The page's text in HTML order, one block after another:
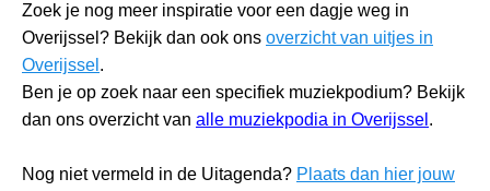
Zoek je nog meer inspiratie voor een dagje weg in
Overijssel? Bekijk dan ook ons overzicht van uitjes in
Overijssel .
Ben je op zoek naar een specifiek muziekpodium? Bekijk
dan ons overzicht van alle muziekpodia in Overijssel .
Nog niet vermeld in de Uitagenda? Plaats dan hier jouw